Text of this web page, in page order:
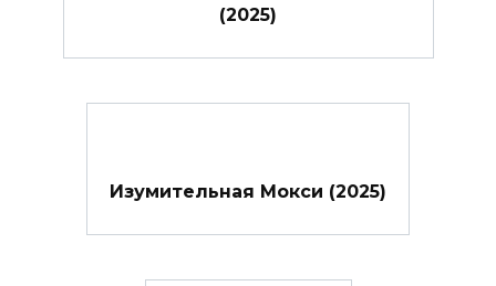
(2025)
Изумительная Мокси (2025)